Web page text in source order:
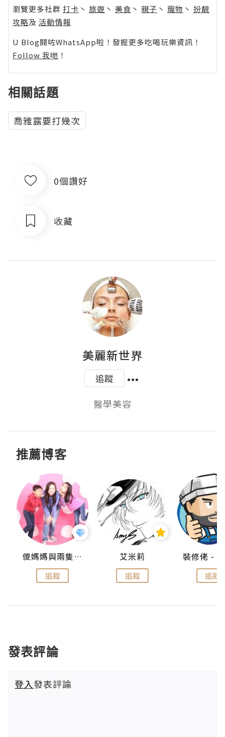
瀏覽更多社群 打卡 丶 旅遊 丶 美食 丶 親子 丶 寵物 丶 扮靚
攻略及 活動情報
U Blog開咗WhatsApp啦！發掘更多吃喝玩樂資訊！
Follow 我哋 ！
相關話題
喬雅露要打幾次
0個讚好
收藏
美麗新世界
追蹤
醫學美容
推薦博客
儍媽媽與兩隻小魔怪之家
追蹤
艾米莉
追蹤 追蹤
發表評論
登入發表評論